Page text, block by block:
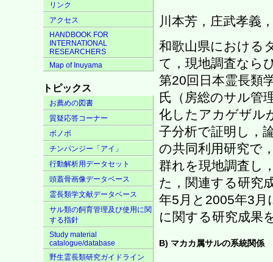
リンク
アクセス
HANDBOOK FOR
INTERNATIONAL
RESEARCHERS
Map of Inuyama
トピックス
お薦めの図書
質疑応答コーナー
ボノボ
チンパンジー「アイ」
行動解析用データセット
頭蓋骨画像データベース
霊長類学文献データベース
サル類の飼育管理及び使用に関
する指針
Study material
catalogue/database
野生霊長類研究ガイドライン
川本芳，庄武孝義
和歌山県における
て，現地調査なら
第20回日本霊長類
氏（房総のサル管
化したアカゲザル
子分析で証明し，
の共同利用研究で
群れを現地調査し
た，関連する研究
年5月と2005年3
に関する研究成果
B) マカカ属サルの系統関係